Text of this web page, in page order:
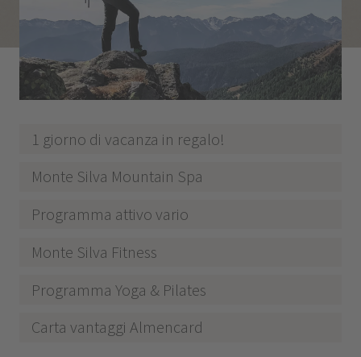
1 giorno di vacanza in regalo!
Monte Silva Mountain Spa
Programma attivo vario
Monte Silva Fitness
Programma Yoga & Pilates
Carta vantaggi Almencard